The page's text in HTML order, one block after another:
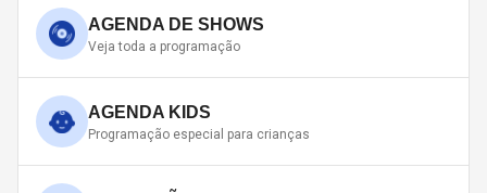
AGENDA DE SHOWS
Veja toda a programação
AGENDA KIDS
Programação especial para crianças